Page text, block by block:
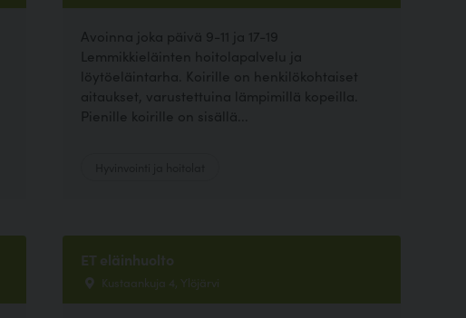
Avoinna joka päivä 9-11 ja 17-19
Lemmikkieläinten hoitolapalvelu ja
löytöeläintarha. Koirille on henkilökohtaiset
aitaukset, varustettuina lämpimillä kopeilla.
Pienille koirille on sisällä...
ET eläinhuolto
Kustaankuja 4, Ylöjärvi